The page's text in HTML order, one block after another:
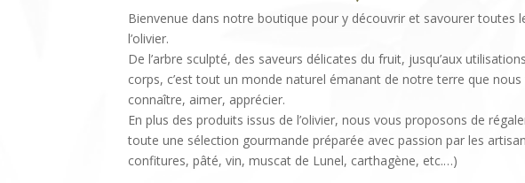
Bienvenue dans notre boutique pour y découvrir et savourer toutes
l’olivier.
De l’arbre sculpté, des saveurs délicates du fruit, jusqu’aux
corps, c’est tout un monde naturel émanant de notre terre que
connaître, aimer, apprécier.
En plus des produits issus de l’olivier, nous vous proposons de
toute une sélection gourmande préparée avec passion par les
confitures, pâté, vin, muscat de Lunel, carthagène, etc.…)